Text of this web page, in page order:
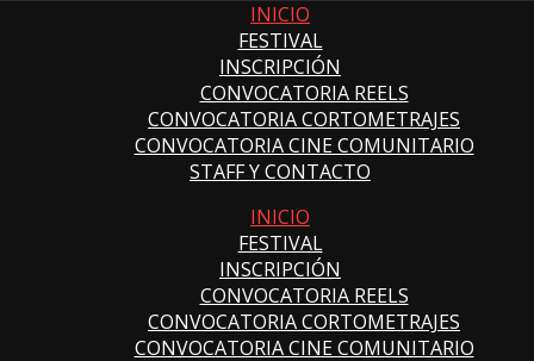
INICIO
FESTIVAL
INSCRIPCIÓN
CONVOCATORIA REELS
CONVOCATORIA CORTOMETRAJES
CONVOCATORIA CINE COMUNITARIO
STAFF Y CONTACTO
INICIO
FESTIVAL
INSCRIPCIÓN
CONVOCATORIA REELS
CONVOCATORIA CORTOMETRAJES
CONVOCATORIA CINE COMUNITARIO